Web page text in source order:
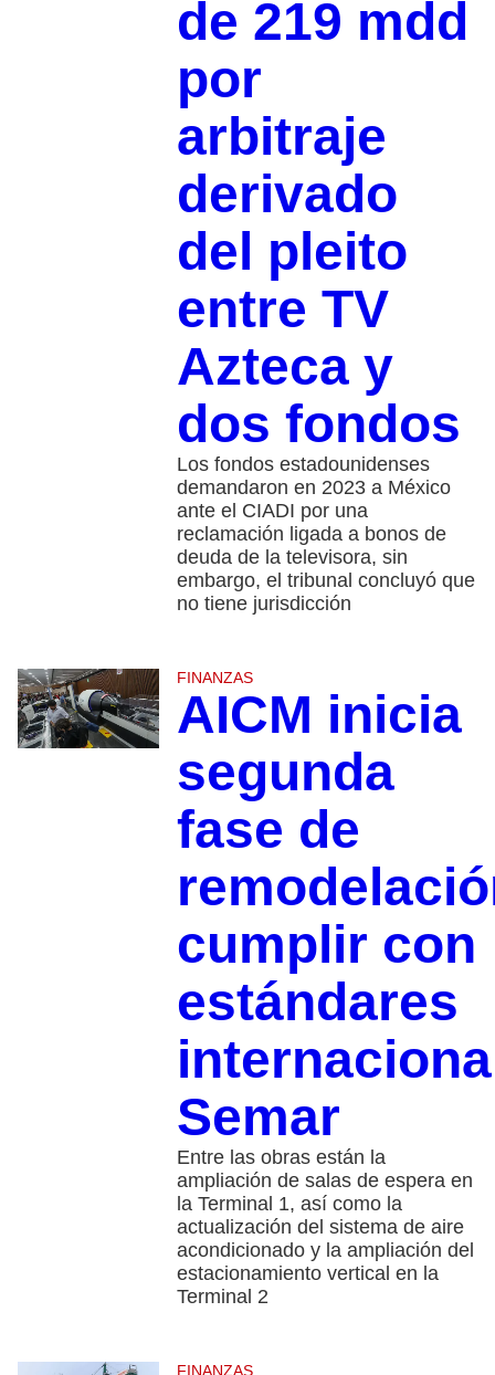
de 219 mdd
por
arbitraje
derivado
del pleito
entre TV
Azteca y
dos fondos
Los fondos estadounidenses
demandaron en 2023 a México
ante el CIADI por una
reclamación ligada a bonos de
deuda de la televisora, sin
embargo, el tribunal concluyó que
no tiene jurisdicción
FINANZAS
AICM inicia
segunda
fase de
cumplir con
estándares
Semar
Entre las obras están la
ampliación de salas de espera en
la Terminal 1, así como la
actualización del sistema de aire
acondicionado y la ampliación del
estacionamiento vertical en la
Terminal 2
FINANZAS